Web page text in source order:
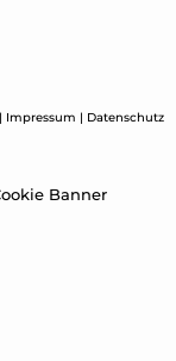
| Impressum | Datenschutz
Banner